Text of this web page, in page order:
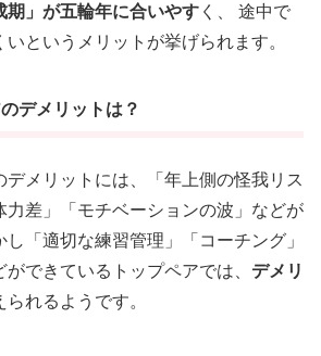
期」が五輪年に合いやす く、 途中で
というメリットが挙げられます。
デメリットは？
デメリットには、「年上側の怪我リス
力差」「モチベーションの波」などが
「適切な練習管理」「コーチング」
ができているトップペアでは、 デメリ
られるようです。